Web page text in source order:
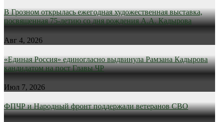
В Грозном открылась ежегодная художественная выставка,
посвященная 75-летию со дня рождения А.А. Кадырова
Авг 4, 2026
«Единая Россия» единогласно выдвинула Рамзана Кадырова
кандидатом на пост Главы ЧР
Июл 7, 2026
ФПЧР и Народный фронт поддержали ветеранов СВО